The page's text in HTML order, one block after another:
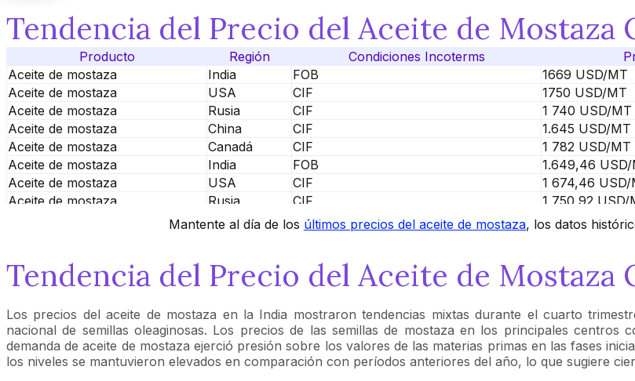
Tendencia del Precio del Aceite de Mostaza
Producto Región Condiciones Incoterms
Aceite de mostaza
India FOB 1669 USD/MT
Aceite de mostaza
USA CIF 1750 USD/MT
Aceite de mostaza
Rusia CIF 1 740 USD/MT
Aceite de mostaza
China CIF 1.645 USD/MT
Aceite de mostaza
Canadá CIF 1 782 USD/MT
Aceite de mostaza
India FOB 1.649,46 USD/
Aceite de mostaza
USA CIF 1 674,46 USD/
Aceite de mostaza
Rusia CIF 1 750,92 USD/
China CIF 1683,92 USD/
Mantente al día de los últimos precios del aceite de mostaza, los datos
Tendencia del Precio del Aceite de Mostaza
Los precios del aceite de mostaza en la India mostraron tendencias mixtas durante el cuarto
nacional de semillas oleaginosas. Los precios de las semillas de mostaza en los principales
demanda de aceite de mostaza ejerció presión sobre los valores de las materias primas en las fases
los niveles se mantuvieron elevados en comparación con períodos anteriores del año, lo que sugiere